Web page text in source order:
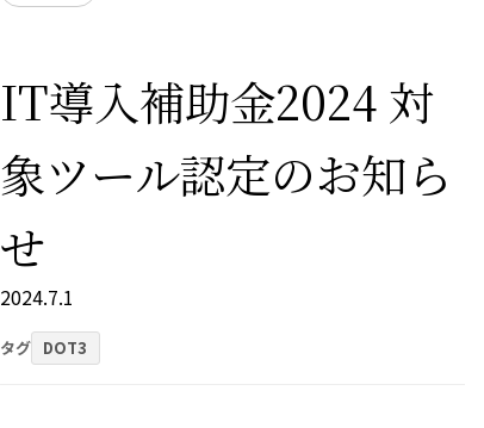
IT導入補助金2024 対
象ツール認定のお知ら
せ
2024.7.1
タグ DOT3